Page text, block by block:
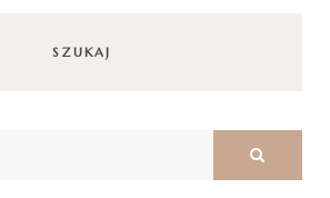
SZUKAJ